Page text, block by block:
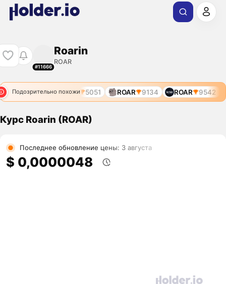
#11666
Roarin
ROAR
Подозрительно похожи
ROAR 5051 ROAR 9134 ROAR 9542
Курс Roarin (ROAR)
Последнее обновление цены: 3 августа
$ 0,0000048